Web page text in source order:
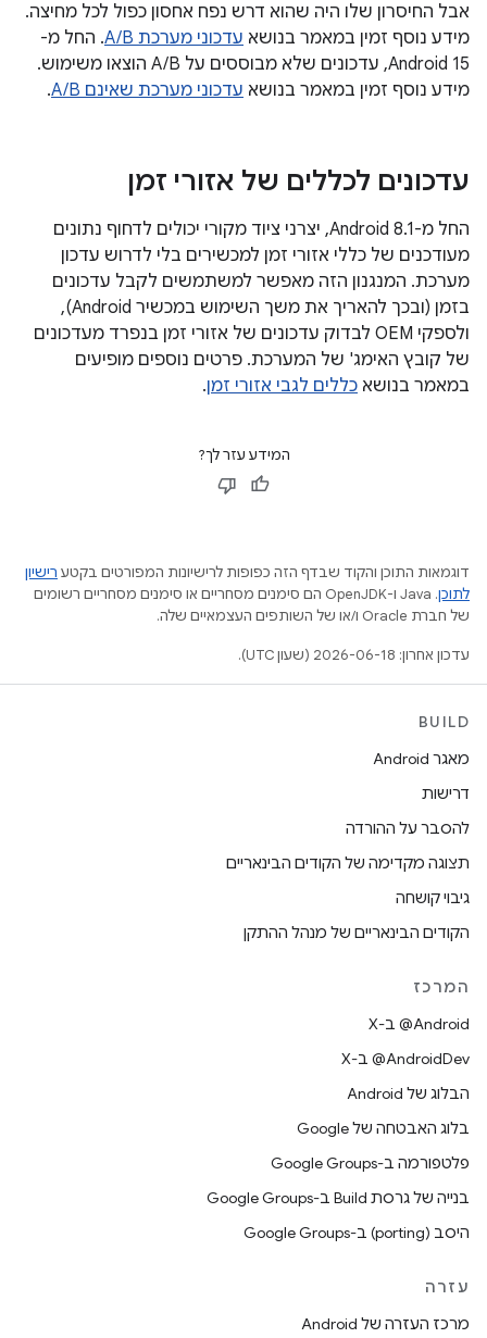
אבל החיסרון שלו היה שהוא דרש נפח אחסון כפול לכל מחיצה.
מידע נוסף זמין במאמר בנושא עדכוני מערכת A/B
. החל מ-
Android 15, עדכונים שלא מבוססים על A/B הוצאו משימוש.
מידע נוסף זמין במאמר בנושא עדכוני מערכת שאינם A/B .
עדכונים לכללים של אזורי זמן
החל מ-Android 8.1, יצרני ציוד מקורי יכולים לדחוף נתונים
מעודכנים של כללי אזורי זמן למכשירים בלי לדרוש עדכון
מערכת. המנגנון הזה מאפשר למשתמשים לקבל עדכונים
בזמן (ובכך להאריך את משך השימוש במכשיר Android),
ולספקי OEM לבדוק עדכונים של אזורי זמן בנפרד מעדכונים
של קובץ האימג' של המערכת. פרטים נוספים מופיעים
במאמר בנושא כללים לגבי אזורי זמן.
המידע עזר לך?
דוגמאות התוכן והקוד שבדף הזה כפופות לרישיונות המפורטים בקטע רישיון
לתוכן
.‏ Java ו-OpenJDK הם סימנים מסחריים או סימנים מסחריים רשומים
של חברת Oracle ו/או של השותפים העצמאיים שלה.
עדכון אחרון: 2026-06-18 (שעון UTC).
BUILD
מאגר Android
דרישות
להסבר על ההורדה
תצוגה מקדימה של הקודים הבינאריים
גיבוי קושחה
הקודים הבינאריים של מנהל ההתקן
המרכז
‫‎@Android ב-X
‫‎@AndroidDev ב-X
הבלוג של Android
בלוג האבטחה של Google
פלטפורמה ב-Google Groups
בנייה של גרסת Build ב-Google Groups
היסב (porting) ב-Google Groups
עזרה
מרכז העזרה של Android